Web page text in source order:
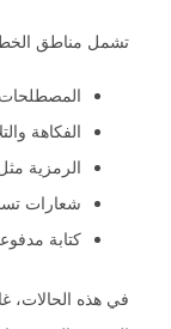
تشمل مناطق
المصطلحات
الفكاهة
الرمزية
شعارات
كتابة
في هذه الحالات،